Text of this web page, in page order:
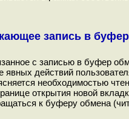
запись в
с записью в буфер
действий
необходимостью
открытия новой
к буферу обмена